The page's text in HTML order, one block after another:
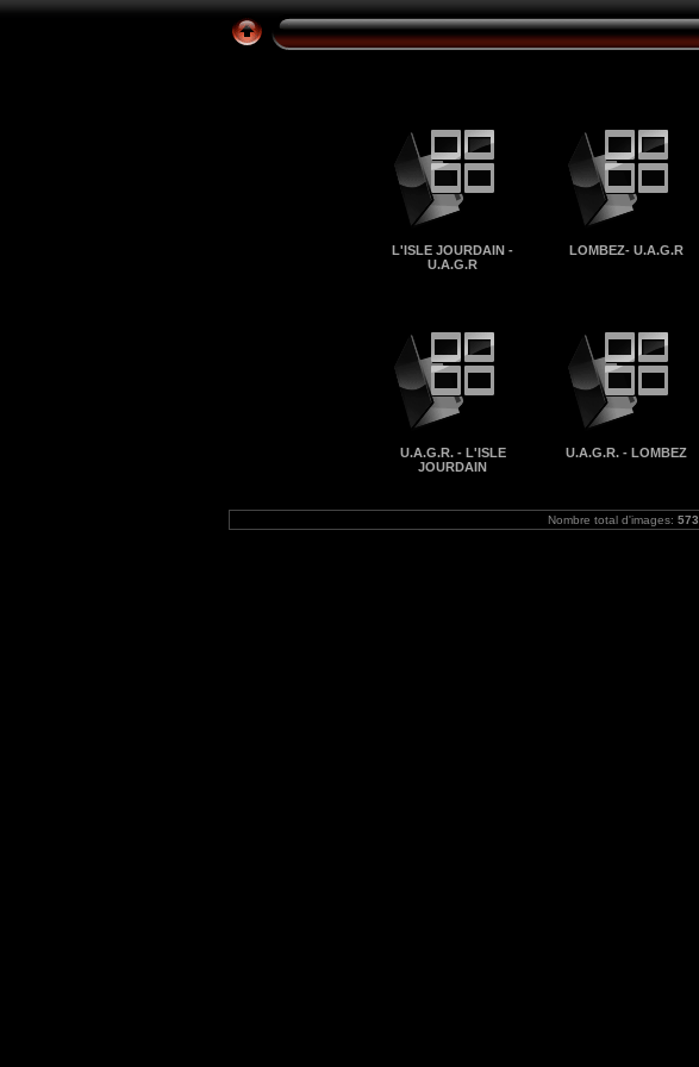
L'ISLE JOURDAIN -
U.A.G.R
LOMBEZ- U.A.G.R
U.A.G.R. - L'ISLE
JOURDAIN
U.A.G.R. - LOMBEZ
Nombre total d'images: 573